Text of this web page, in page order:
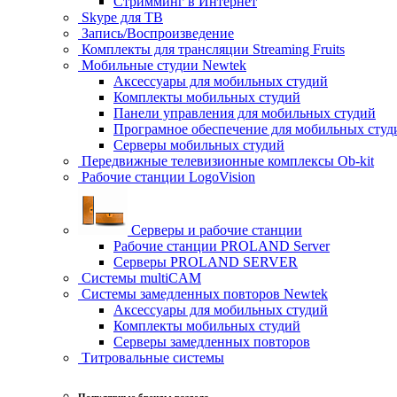
Skype для ТВ
Запись/Воспроизведение
Комплекты для трансляции Streaming Fruits
Мобильные студии Newtek
Аксессуары для мобильных студий
Комплекты мобильных студий
Панели управления для мобильных студий
Програмное обеспечение для мобильных
Серверы мобильных студий
Передвижные телевизионные комплексы Ob-kit
Рабочие станции LogoVision
Серверы и рабочие станции
Рабочие станции PROLAND Server
Серверы PROLAND SERVER
Системы multiCAM
Системы замедленных повторов Newtek
Аксессуары для мобильных студий
Комплекты мобильных студий
Серверы замедленных повторов
Титровальные системы